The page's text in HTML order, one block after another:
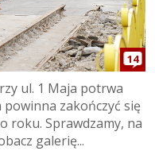
14
ul. 1 Maja potrwa
powinna zakończyć się
roku. Sprawdzamy, na
galerię...